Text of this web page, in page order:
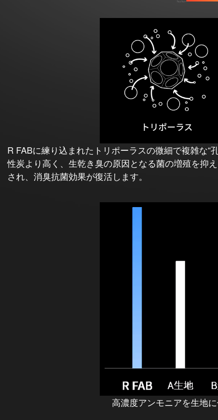
R FABに練り込まれたトリポーラスの微細で複雑な
性炭より高く、生乾き臭の原因となる菌の増殖を抑
され、消臭抗菌効果が復活します。
高濃度アンモニアを生地